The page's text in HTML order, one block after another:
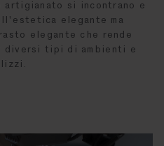
si incontrano e
elegante ma
elegante che rende
diversi tipi di ambienti e